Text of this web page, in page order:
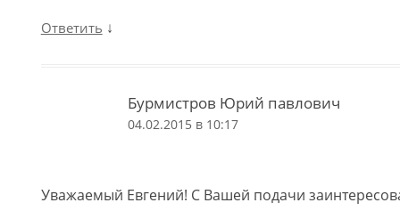
Ответить ↓
Бурмистров Юрий павлович
04.02.2015 в 10:17
Уважаемый Евгений! С Вашей подачи